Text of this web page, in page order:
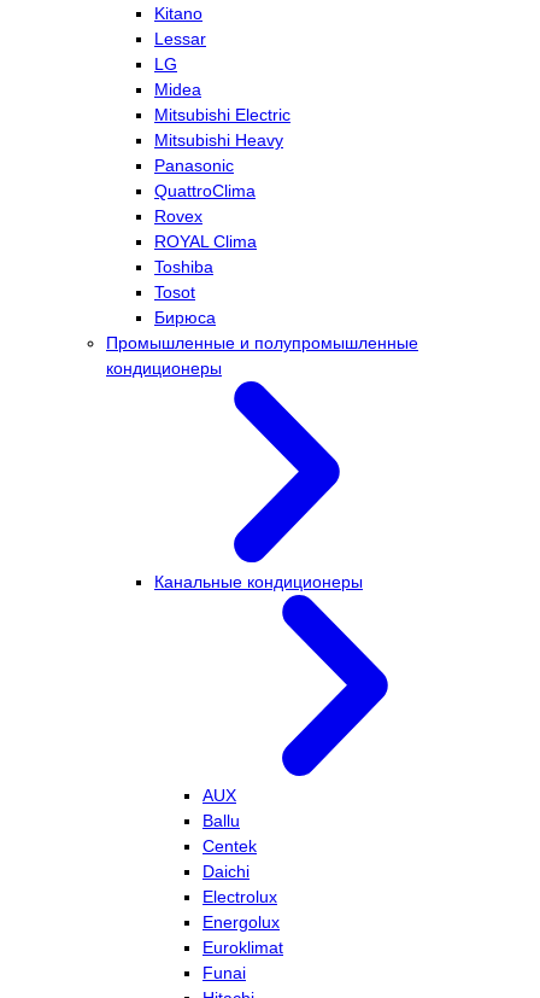
Kitano
Lessar
LG
Midea
Mitsubishi Electric
Mitsubishi Heavy
Panasonic
QuattroClima
Rovex
ROYAL Clima
Toshiba
Tosot
Бирюса
Промышленные и полупромышленные
кондиционеры
Канальные кондиционеры
AUX
Ballu
Centek
Daichi
Electrolux
Energolux
Euroklimat
Funai